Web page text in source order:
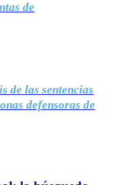
de
de las sentencias
defensoras de